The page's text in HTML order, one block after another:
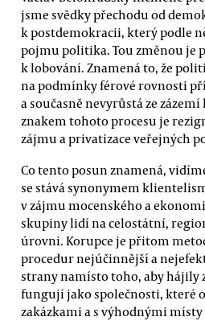
jsme svědky přechodu od
k postdemokracii, který podle
pojmu politika. Tou změnou je
k lobování. Znamená to, že
na podmínky férové rovnosti
a současně nevyrůstá ze
znakem tohoto procesu je
zájmu a privatizace veřejných
Co tento posun znamená,
se stává synonymem
v zájmu mocenského a
skupiny lidí na celostátní,
úrovni. Korupce je přitom
procedur nejúčinnější a
strany namísto toho, aby hájily
fungují jako společnosti, které
zakázkami a s výhodnými místy